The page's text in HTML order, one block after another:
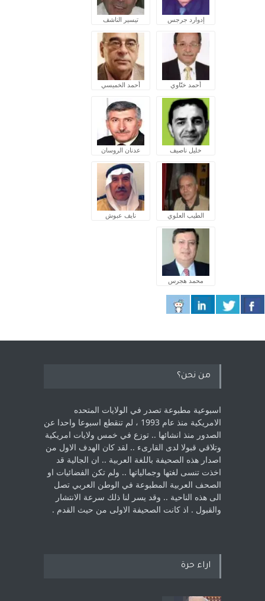
إدوارد جرجس تيسير الناشف
أحمد ختّاوي أحمد الخميسي
خليل ناصيف عدنان الروسان
الطيب العلوي نايف عبوش
محمد هجرس
من نحن؟
اسبوعية مطبوعة تصدر في الولايات المتحده
الامريكية منذ عام 1993 ، لم ‏تنقطع اسبوعا واحدا عن
الصدور منذ انشائها .. توزع في خمس ولايات امريكية
‏وتلاقي قبولا لدى القارىء ..‏ لقد كان الهدف الاول من
اصدار هذه الصحيفة باللغة العربية .. ان الجالية قد
اخذت ‏تنسى لغتها وجمالياتها .. ولم تكن الفضائيات او
الصحف العربية المطبوعة في الوطن ‏العربي تصل
الى هذه الناحية .. وقد يسر لنا ذلك سرعة الانتشار
والقبول . اذ كانت ‏الصحيفة الاولى من حيث القدم . ‏
اراء حرة